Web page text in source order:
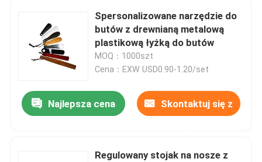
Spersonalizowane narzędzie do
butów z drewnianą metalową
plastikową łyżką do butów
MOQ：1000szt
Cena：EXW USD0.90-1.20/set
Najlepsza cena Skontaktuj się z
Regulowany stojak na nosze z